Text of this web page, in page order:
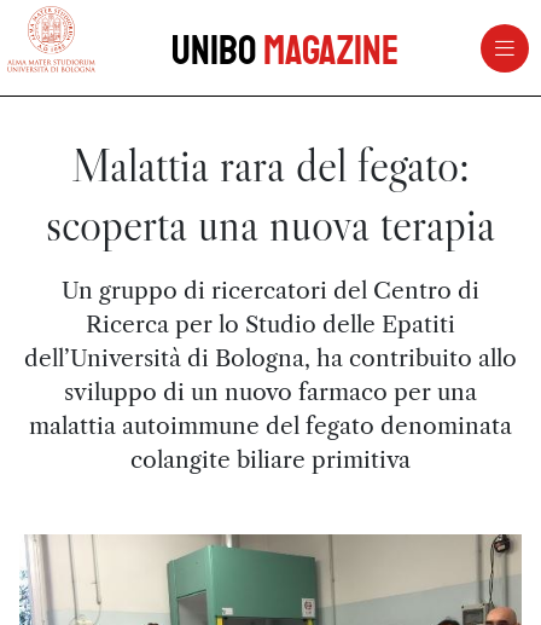
vai al contenuto della pagina
UniboMagazine
Malattia rara del fegato:
scoperta una nuova terapia
Un gruppo di ricercatori del Centro di
Ricerca per lo Studio delle Epatiti
dell’Università di Bologna, ha contribuito allo
sviluppo di un nuovo farmaco per una
malattia autoimmune del fegato denominata
colangite biliare primitiva